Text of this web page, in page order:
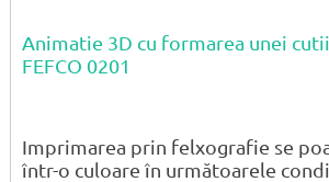
Animatie 3D cu formarea unei cutii
FEFCO 0201
Imprimarea prin felxografie se
într-o culoare în următoarele